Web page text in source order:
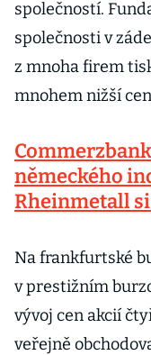
společností.
společnosti v
z mnoha firem
mnohem nižší
německého
Rheinmetall
Na frankfurtské
v prestižním
vývoj cen akcií
veřejně